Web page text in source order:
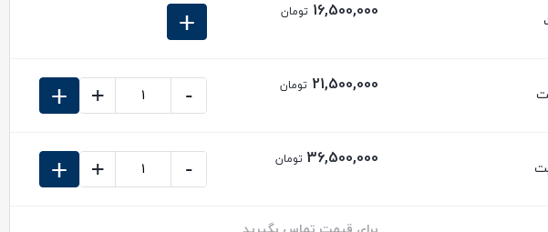
16,500,000 تومان +
21,500,000 تومان -
+
+
36,500,000 تومان -
+
+